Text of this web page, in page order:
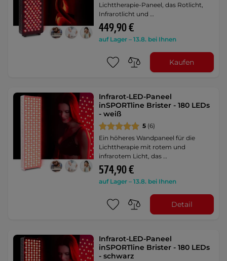
Lichttherapie-Paneel, das Rotlicht,
Infrarotlicht und …
449,90 €
auf Lager – 13.8. bei Ihnen
Kaufen
Infrarot-LED-Paneel
inSPORTline Brister - 180 LEDs
- weiß
5 (6)
Ein höheres Wandpaneel für die
Lichttherapie mit rotem und
infrarotem Licht, das …
574,90 €
auf Lager – 13.8. bei Ihnen
Detail
Infrarot-LED-Paneel
inSPORTline Brister - 180 LEDs
- schwarz